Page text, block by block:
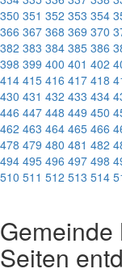
350 351 352 353 354
366 367 368 369 370
382 383 384 385 386
398 399 400 401 402
414 415 416 417 418
430 431 432 433 434
446 447 448 449 450
462 463 464 465 466
478 479 480 481 482
494 495 496 497 498
510 511 512 513 514
Seiten